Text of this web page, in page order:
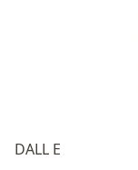
DALL E